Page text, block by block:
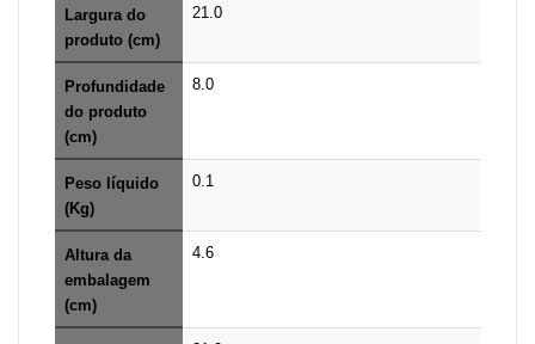
Largura do
produto (cm)
21.0
Profundidade
do produto
(cm)
8.0
Peso líquido
(Kg)
0.1
Altura da
embalagem
(cm)
4.6